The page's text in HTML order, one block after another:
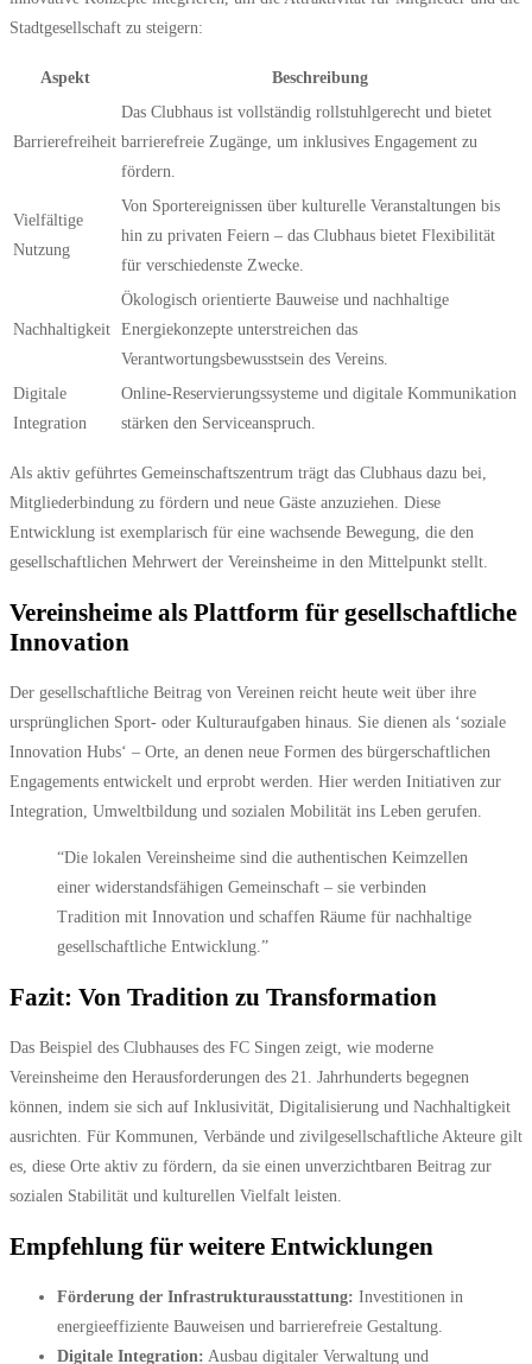
Stadtgesellschaft zu steigern:
Aspekt Beschreibung
Barrierefreiheit
Das Clubhaus ist vollständig rollstuhlgerecht und bietet
barrierefreie Zugänge, um inklusives Engagement zu
fördern.
Vielfältige
Nutzung
Von Sportereignissen über kulturelle Veranstaltungen bis
hin zu privaten Feiern – das Clubhaus bietet Flexibilität
für verschiedenste Zwecke.
Nachhaltigkeit
Ökologisch orientierte Bauweise und nachhaltige
Energiekonzepte unterstreichen das
Verantwortungsbewusstsein des Vereins.
Digitale
Integration
Online-Reservierungssysteme und digitale Kommunikation
stärken den Serviceanspruch.
Als aktiv geführtes Gemeinschaftszentrum trägt das Clubhaus dazu bei,
Mitgliederbindung zu fördern und neue Gäste anzuziehen. Diese
Entwicklung ist exemplarisch für eine wachsende Bewegung, die den
gesellschaftlichen Mehrwert der Vereinsheime in den Mittelpunkt stellt.
Vereinsheime als Plattform für gesellschaftliche
Innovation
Der gesellschaftliche Beitrag von Vereinen reicht heute weit über ihre
ursprünglichen Sport- oder Kulturaufgaben hinaus. Sie dienen als ‘soziale
Innovation Hubs‘ – Orte, an denen neue Formen des bürgerschaftlichen
Engagements entwickelt und erprobt werden. Hier werden Initiativen zur
Integration, Umweltbildung und sozialen Mobilität ins Leben gerufen.
“Die lokalen Vereinsheime sind die authentischen Keimzellen
einer widerstandsfähigen Gemeinschaft – sie verbinden
Tradition mit Innovation und schaffen Räume für nachhaltige
gesellschaftliche Entwicklung.”
Fazit: Von Tradition zu Transformation
Das Beispiel des Clubhauses des FC Singen zeigt, wie moderne
Vereinsheime den Herausforderungen des 21. Jahrhunderts begegnen
können, indem sie sich auf Inklusivität, Digitalisierung und Nachhaltigkeit
ausrichten. Für Kommunen, Verbände und zivilgesellschaftliche Akteure gilt
es, diese Orte aktiv zu fördern, da sie einen unverzichtbaren Beitrag zur
sozialen Stabilität und kulturellen Vielfalt leisten.
Empfehlung für weitere Entwicklungen
Förderung der Infrastrukturausstattung: Investitionen in
energieeffiziente Bauweisen und barrierefreie Gestaltung.
Digitale Integration: Ausbau digitaler Verwaltung und